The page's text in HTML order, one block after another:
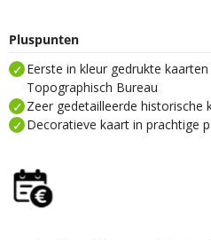
Pluspunten
Eerste in kleur gedrukte
Topographisch Bureau
Zeer gedetailleerde
Decoratieve kaart in prachtige